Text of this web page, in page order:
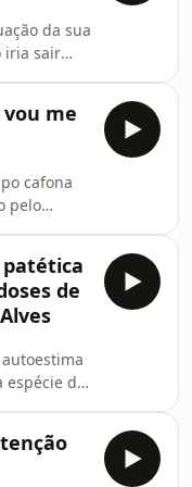
nada sua
iria sair
eu
do meu
perder-
me
cafona
pelo
essa
versão
a minha
link do
de
de
de